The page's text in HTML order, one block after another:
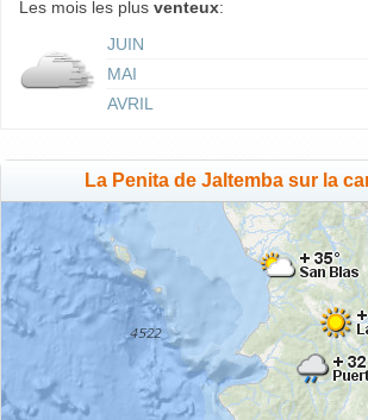
Les mois les plus venteux:
JUIN
MAI
AVRIL
La Penita de Jaltemba sur la